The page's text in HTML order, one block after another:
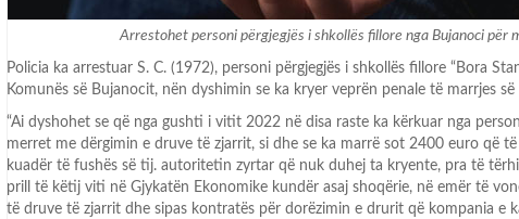
Arrestohet personi përgjegjës i shkollës fillore nga Bujanoci për
Policia ka arrestuar S. C. (1972), personi përgjegjës i shkollës fillore “Bora
Komunës së Bujanocit, nën dyshimin se ka kryer veprën penale të marrjes
“Ai dyshohet se që nga gushti i vitit 2022 në disa raste ka kërkuar nga
merret me dërgimin e druve të zjarrit, si dhe se ka marrë sot 2400 euro që
kuadër të fushës së tij. autoritetin zyrtar që nuk duhej ta kryente, pra të
prill të këtij viti në Gjykatën Ekonomike kundër asaj shoqërie, në emër të
të druve të zjarrit dhe sipas kontratës për dorëzimin e drurit që kompania e